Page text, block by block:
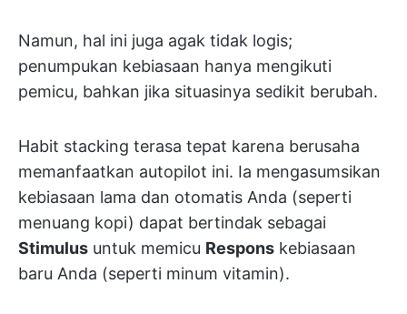
Namun, hal ini juga agak tidak logis;
penumpukan kebiasaan hanya mengikuti
pemicu, bahkan jika situasinya sedikit berubah.
Habit stacking terasa tepat karena berusaha
memanfaatkan autopilot ini. Ia mengasumsikan
kebiasaan lama dan otomatis Anda (seperti
menuang kopi) dapat bertindak sebagai
Stimulus untuk memicu Respons kebiasaan
baru Anda (seperti minum vitamin).